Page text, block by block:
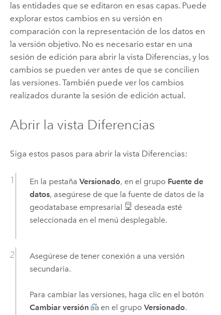
las entidades que se editaron en esas capas. Puede
explorar estos cambios en su versión en
comparación con la representación de los datos en
la versión objetivo. No es necesario estar en una
sesión de edición para abrir la vista Diferencias, y los
cambios se pueden ver antes de que se concilien
las versiones. También puede ver los cambios
realizados durante la sesión de edición actual.
Abrir la vista Diferencias
Siga estos pasos para abrir la vista Diferencias:
En la pestaña Versionado, en el grupo Fuente de
datos, asegúrese de que la fuente de datos de la
geodatabase empresarial
deseada esté
seleccionada en el menú desplegable.
Asegúrese de tener conexión a una versión
secundaria.
Para cambiar las versiones, haga clic en el botón
Cambiar versión
en el grupo Versionado.